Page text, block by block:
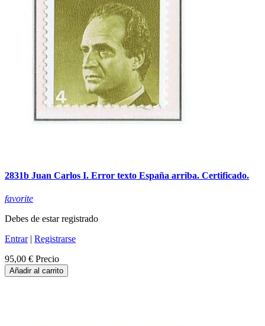
2831b Juan Carlos I. Error texto España arriba. Certificado.
favorite
Debes de estar registrado
Entrar| Registrarse
95,00 € Precio
Añadir al carrito